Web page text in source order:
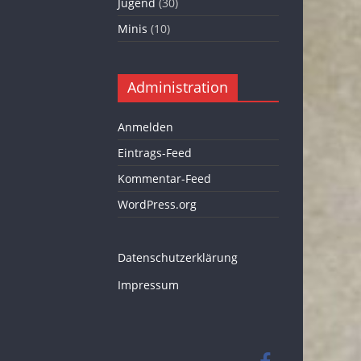
Minis (10)
Administration
Anmelden
Eintrags-Feed
Kommentar-Feed
WordPress.org
Datenschutzerklärung
Impressum